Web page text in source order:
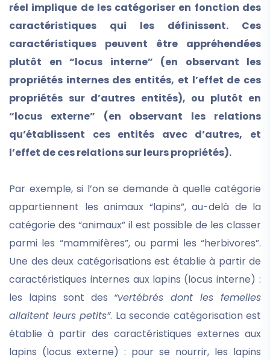
réel implique de les catégoriser en fonction des
caractéristiques qui les définissent. Ces
caractéristiques peuvent être appréhendées
plutôt en “locus interne” (en observant les
propriétés internes des entités, et l’effet de ces
propriétés sur d’autres entités), ou plutôt en
“locus externe” (en observant les relations
qu’établissent ces entités avec d’autres, et
l’effet de ces relations sur leurs propriétés).
Par exemple, si l’on se demande à quelle catégorie
appartiennent les animaux “lapins”, au-delà de la
catégorie des “animaux” il est possible de les classer
parmi les “mammifères”, ou parmi les “herbivores”.
Une des deux catégorisations est établie à partir de
caractéristiques internes aux lapins (locus interne) :
les lapins sont des “vertébrés dont les femelles
allaitent leurs petits”. La seconde catégorisation est
établie à partir des caractéristiques externes aux
lapins (locus externe) : pour se nourrir, les lapins